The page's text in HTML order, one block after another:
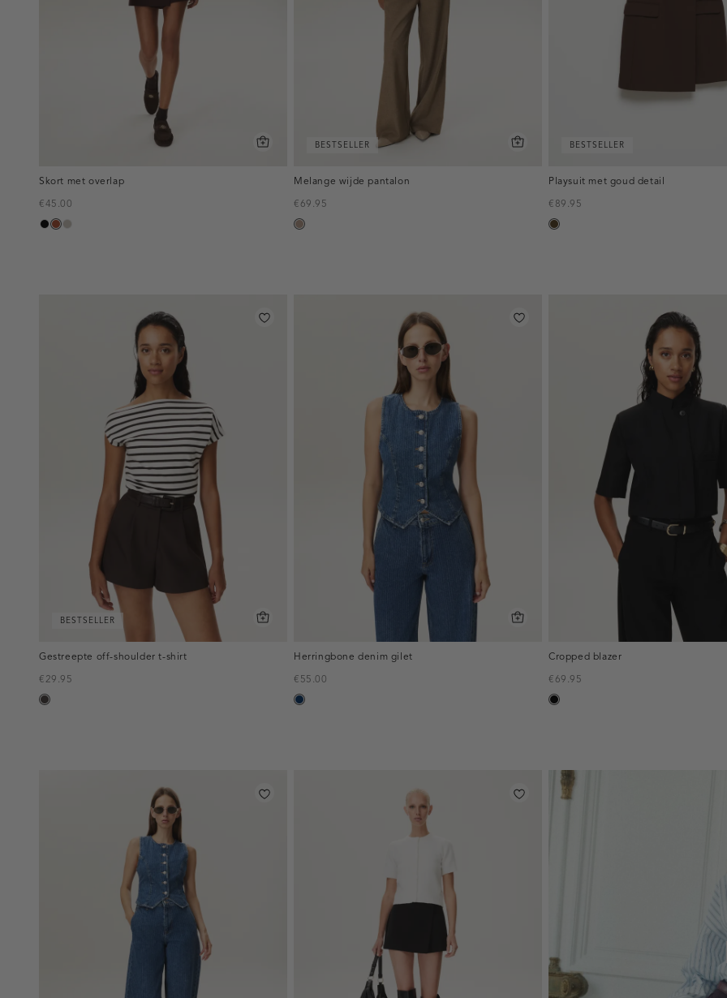
Skort met overlap
€45.00
zwart
bruintaupe,
BESTSELLER
Melange wijde pantalon
€69.95
taupe,
BESTSELLER
Playsuit met goud detail
€89.95
toffee
BESTSELLER
Gestreepte off-shoulder t-shirt
€29.95
choco
Herringbone denim gilet
€55.00
blauw,
Cropped blazer
€69.95
zwart
inline-
banner:top